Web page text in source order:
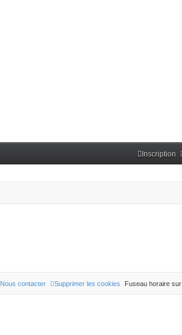
Inscription
Fuseau horaire sur
Supprimer les cookies
Nous contacter